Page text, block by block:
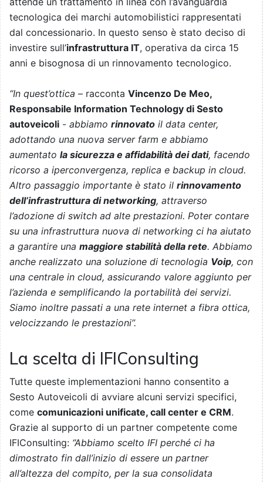
tecnologica dei marchi automobilistici rappresentati
dal concessionario. In questo senso è stato deciso di
investire sull’infrastruttura IT, operativa da circa 15
anni e bisognosa di un rinnovamento tecnologico.
“In quest’ottica – racconta Vincenzo De Meo,
Responsabile Information Technology di Sesto
autoveicoli - abbiamo rinnovato il data center,
adottando una nuova server farm e abbiamo
aumentato la sicurezza e affidabilità dei dati, facendo
ricorso a iperconvergenza, replica e backup in cloud.
Altro passaggio importante è stato il rinnovamento
dell’infrastruttura di networking, attraverso
l’adozione di switch ad alte prestazioni. Poter contare
su una infrastruttura nuova di networking ci ha aiutato
a garantire una maggiore stabilità della rete. Abbiamo
anche realizzato una soluzione di tecnologia Voip, con
una centrale in cloud, assicurando valore aggiunto per
l’azienda e semplificando la portabilità dei servizi.
Siamo inoltre passati a una rete internet a fibra ottica,
velocizzando le prestazioni”.
La scelta di IFIConsulting
Tutte queste implementazioni hanno consentito a
Sesto Autoveicoli di avviare alcuni servizi specifici,
come comunicazioni unificate, call center e CRM.
Grazie al supporto di un partner competente come
IFIConsulting: “Abbiamo scelto IFI perché ci ha
dimostrato fin dall’inizio di essere un partner
all’altezza del compito, per la sua consolidata